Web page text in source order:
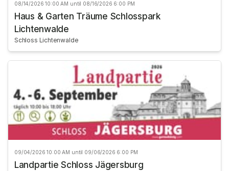
08/14/2026 10:00 AM until 08/16/2026 6:00 PM
Haus & Garten Träume Schlosspark
Lichtenwalde
Schloss Lichtenwalde
09/04/2026 10:00 AM until 09/06/2026 6:00 PM
Landpartie Schloss Jägersburg